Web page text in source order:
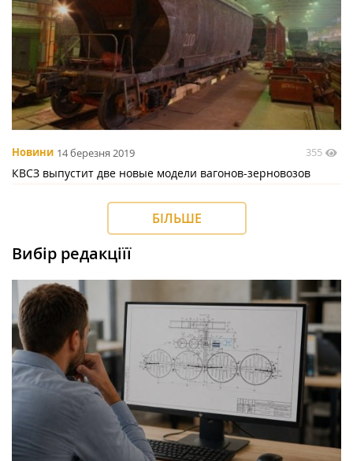
Новини 14 березня 2019 355
КВСЗ выпустит две новые модели вагонов-зерновозов
БІЛЬШЕ
Вибір редакціїї